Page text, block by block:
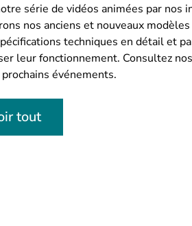
série de vidéos animées par nos
nos anciens et nouveaux
techniques en détail et
leur fonctionnement. Consultez
événements.
tout